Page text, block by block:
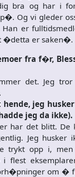
bra og har i
Og vi gleder
er
�detta er saken�.
fra f�r,
det. Jeg
jeg
jeg da ikke).
har det blitt. De
Jeg husker
trykt opp i,
flest
om �